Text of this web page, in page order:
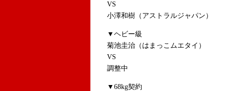
VS
小澤和樹（アストラルジャパン）
▼ヘビー級
菊池圭治（はまっこムエタイ）
VS
調整中
▼68kg契約